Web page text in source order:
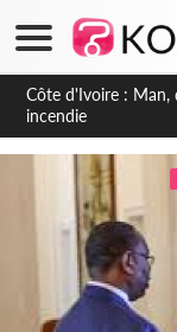
Côte d'Ivoire :
transformée en
dépigmentants